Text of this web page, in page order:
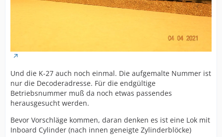
Und die K-27 auch noch einmal. Die aufgemalte Nummer ist
nur die Decoderadresse. Für die endgültige
Betriebsnummer muß da noch etwas passendes
herausgesucht werden.
Bevor Vorschläge kommen, daran denken es ist eine Lok mit
Inboard Cylinder (nach innen geneigte Zylinderblöcke)